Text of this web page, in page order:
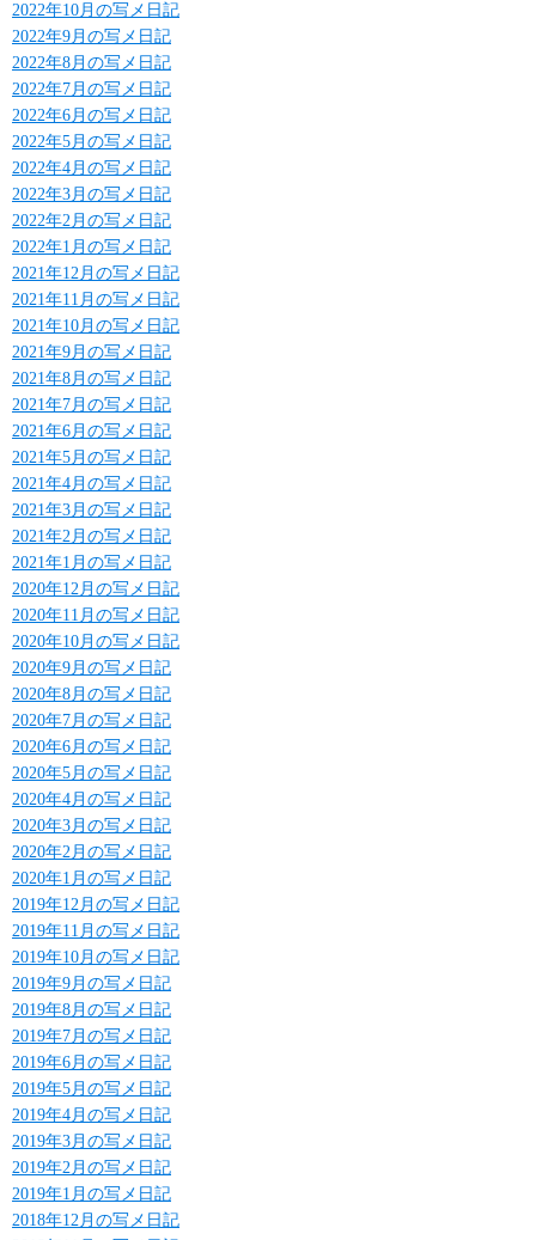
2022年10月の写メ日記
2022年9月の写メ日記
2022年8月の写メ日記
2022年7月の写メ日記
2022年6月の写メ日記
2022年5月の写メ日記
2022年4月の写メ日記
2022年3月の写メ日記
2022年2月の写メ日記
2022年1月の写メ日記
2021年12月の写メ日記
2021年11月の写メ日記
2021年10月の写メ日記
2021年9月の写メ日記
2021年8月の写メ日記
2021年7月の写メ日記
2021年6月の写メ日記
2021年5月の写メ日記
2021年4月の写メ日記
2021年3月の写メ日記
2021年2月の写メ日記
2021年1月の写メ日記
2020年12月の写メ日記
2020年11月の写メ日記
2020年10月の写メ日記
2020年9月の写メ日記
2020年8月の写メ日記
2020年7月の写メ日記
2020年6月の写メ日記
2020年5月の写メ日記
2020年4月の写メ日記
2020年3月の写メ日記
2020年2月の写メ日記
2020年1月の写メ日記
2019年12月の写メ日記
2019年11月の写メ日記
2019年10月の写メ日記
2019年9月の写メ日記
2019年8月の写メ日記
2019年7月の写メ日記
2019年6月の写メ日記
2019年5月の写メ日記
2019年4月の写メ日記
2019年3月の写メ日記
2019年2月の写メ日記
2019年1月の写メ日記
2018年12月の写メ日記